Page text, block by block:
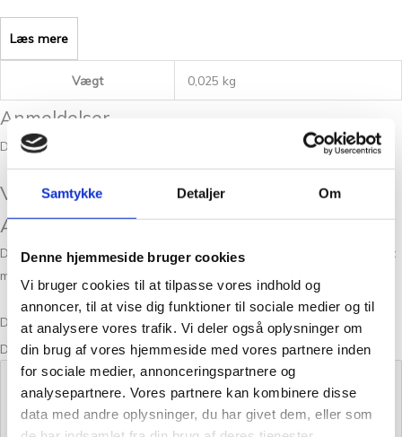
Samtykke Detaljer Om
Denne hjemmeside bruger cookies
Vi bruger cookies til at tilpasse vores indhold og
annoncer, til at vise dig funktioner til sociale medier og til
at analysere vores trafik. Vi deler også oplysninger om
din brug af vores hjemmeside med vores partnere inden
for sociale medier, annonceringspartnere og
analysepartnere. Vores partnere kan kombinere disse
data med andre oplysninger, du har givet dem, eller som
Læs mere
Vægt 0,025 kg
Anmeldelser
Der er endnu ikke nogle anmeldelser.
Vær den første til at anmelde “Filcolana
Alva 976 Taupe (melange)”
Din e-mailadresse vil ikke blive publiceret. Krævede felter er markeret
med
Din bedømmelse
Din anmeldelse *